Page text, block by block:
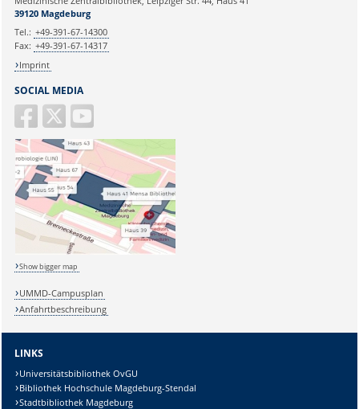
SOCIAL MEDIA
39120 Magdeburg
Tel.: +49-391-67-14300
Fax: +49-391-67-14317
Imprint
Show bigger map
UMMD-Campusplan
Anfahrtbeschreibung
LINKS
Universitätsbibliothek OvGU
Bibliothek Hochschule Magdeburg-Stendal
Stadtbibliothek Magdeburg